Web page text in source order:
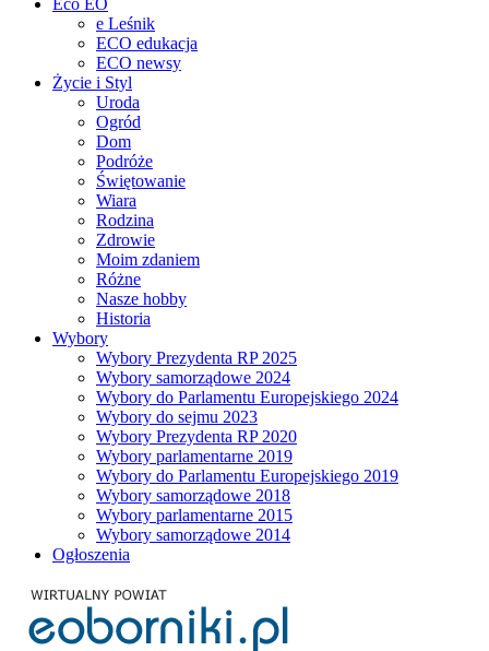
Eco EO
e Leśnik
ECO edukacja
ECO newsy
Życie i Styl
Uroda
Ogród
Dom
Podróże
Świętowanie
Wiara
Rodzina
Zdrowie
Moim zdaniem
Różne
Nasze hobby
Historia
Wybory
Wybory Prezydenta RP 2025
Wybory samorządowe 2024
Wybory do Parlamentu Europejskiego 2024
Wybory do sejmu 2023
Wybory Prezydenta RP 2020
Wybory parlamentarne 2019
Wybory do Parlamentu Europejskiego 2019
Wybory samorządowe 2018
Wybory parlamentarne 2015
Wybory samorządowe 2014
Ogłoszenia